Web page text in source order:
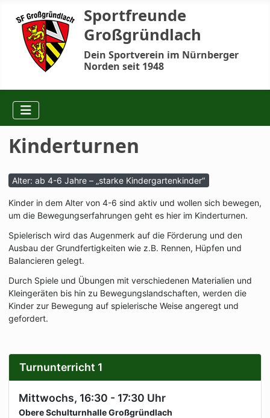
Sportfreunde
Großgründlach
Dein Sportverein im Nürnberger
Norden seit 1948
Kinderturnen
Alter: ab 4-6 Jahre – „starke Kindergartenkinder“
Kinder in dem Alter von 4-6 sind aktiv und wollen sich bewegen,
um die Bewegungserfahrungen geht es hier im Kinderturnen.
Spielerisch wird das Augenmerk auf die Förderung und den
Ausbau der Grundfertigkeiten wie z.B. Rennen, Hüpfen und
Balancieren gelegt.
Durch Spiele und Übungen mit verschiedenen Materialien und
Kleingeräten bis hin zu Bewegungslandschaften, werden die
Kinder zur Bewegung auf spielerische Weise angeregt und
gefordert.
Turnunterricht 1
Mittwochs, 16:30 - 17:30 Uhr
Obere Schulturnhalle Großgründlach